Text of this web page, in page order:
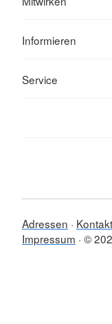
Informieren
Service
Adressen Kontakt
Impressum ©